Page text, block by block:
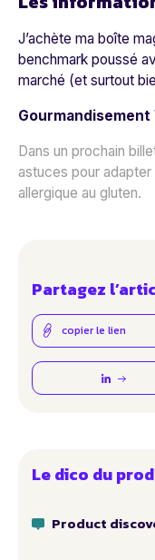
J’achète ma boîte
benchmark poussé
marché (et surtout
Gourmandisement
Dans un prochain
astuces pour
allergique au gluten.
Partagez
copier le lien
Le dico du
Product